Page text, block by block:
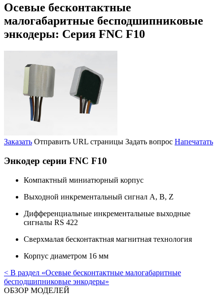
Осевые бесконтактные
малогабаритные бесподшипниковые
энкодеры: Серия FNC F10
Заказать Отправить URL страницы Задать вопрос Напечатать
Энкодер серии FNC F10
Компактный миниатюрный корпус
Выходной инкрементальный сигнал A, B, Z
Дифференциальные инкрементальные выходные
сигналы RS 422
Сверхмалая бесконтактная магнитная технология
Корпус диаметром 16 мм
< В раздел «Осевые бесконтактные малогабаритные
бесподшипниковые энкодеры»
ОБЗОР МОДЕЛЕЙ